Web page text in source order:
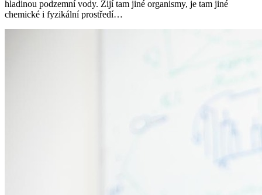
hladinou podzemní vody. Žijí tam jiné organismy, je tam jiné
chemické i fyzikální prostředí…